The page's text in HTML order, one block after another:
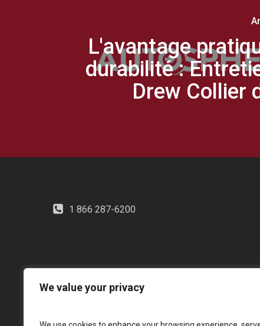
We value your privacy
L'avantage
durabilité :
Drew Collier
1 866 287-6200